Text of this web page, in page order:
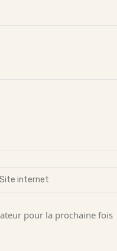
pour la prochaine fois